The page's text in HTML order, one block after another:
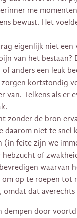
me
bewust. Het
eigenlijk niet
van het bestaan?
anders een leuk
kortstondig
Telkens als er
zonder de bron
niet te snel
(in feite zijn we
of
waarvan
op te roepen tot
dat
dempen door